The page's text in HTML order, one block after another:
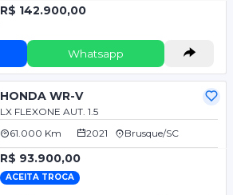
R$ 142.900,00
Whatsapp
HONDA WR-V
LX FLEXONE AUT. 1.5
61.000 Km
2021 Brusque/SC
R$ 93.900,00
ACEITA TROCA